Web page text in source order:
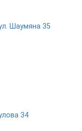
Шаумяна 35
34